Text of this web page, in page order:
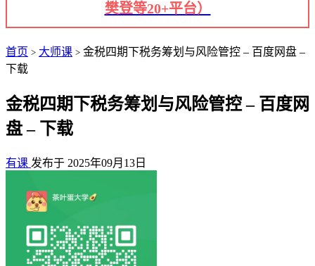
樊登等20+平台）
首页 > 大师课 > 金税四期下税务筹划与风险管控 – 百度网盘 –
下载
金税四期下税务筹划与风险管控 – 百度网
盘 – 下载
有课 发布于 2025年09月13日